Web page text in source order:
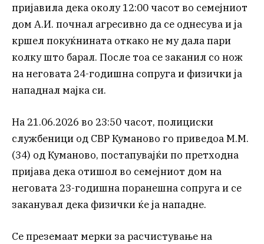
пријавила дека околу 12:00 часот во семејниот
дом А.И. почнал агресивно да се однесува и ја
кршел покуќнината откако не му дала пари
колку што барал. После тоа се заканил со нож
на неговата 24-годишна сопруга и физички ја
нападнал мајка си.
На 21.06.2026 во 23:50 часот, полициски
службеници од СВР Куманово го приведоа М.М.
(34) од Куманово, постапувајќи по претходна
пријава дека отишол во семејниот дом на
неговата 23-годишна поранешна сопруга и се
заканувал дека физички ќе ја нападне.
Се преземаат мерки за расчистување на